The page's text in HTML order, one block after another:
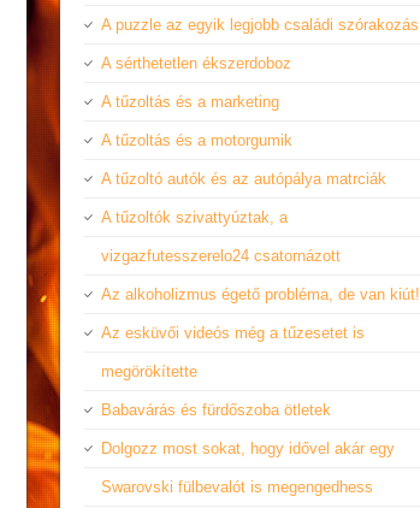
A puzzle az egyik legjobb családi szórakozás
A sérthetetlen ékszerdoboz
A tűzoltás és a marketing
A tűzoltás és a motorgumik
A tűzoltó autók és az autópálya matrciák
A tűzoltók szivattyúztak, a
vizgazfutesszerelo24 csatornázott
Az alkoholizmus égető probléma, de van kiút!
Az esküvői videós még a tűzesetet is
megörökítette
Babavárás és fürdőszoba ötletek
Dolgozz most sokat, hogy idővel akár egy
Swarovski fülbevalót is megengedhess